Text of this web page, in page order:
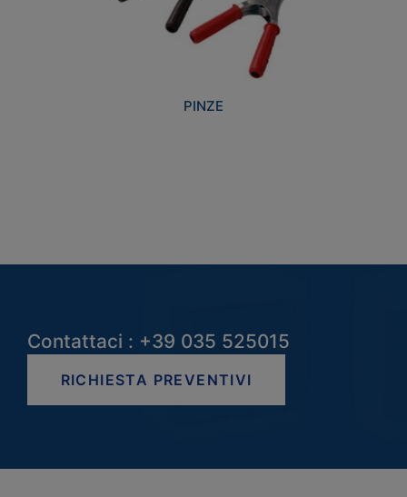
PINZE
Contattaci : +39 035 525015
RICHIESTA PREVENTIVI